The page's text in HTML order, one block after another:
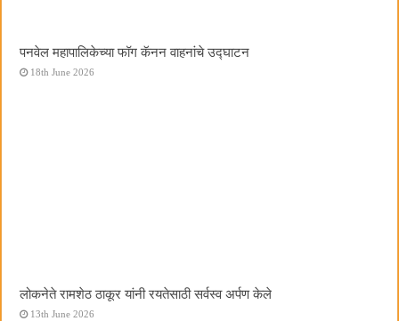
पनवेल महापालिकेच्या फॉग कॅनन वाहनांचे उद्घाटन
18th June 2026
लोकनेते रामशेठ ठाकूर यांनी रयतेसाठी सर्वस्व अर्पण केले
13th June 2026